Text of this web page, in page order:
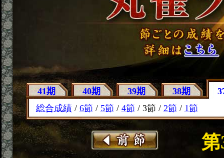
41期 40期 39期 38期
総合成績/ 6節 / 5節 / 4節 / 3節 / 2節 / 1節
第